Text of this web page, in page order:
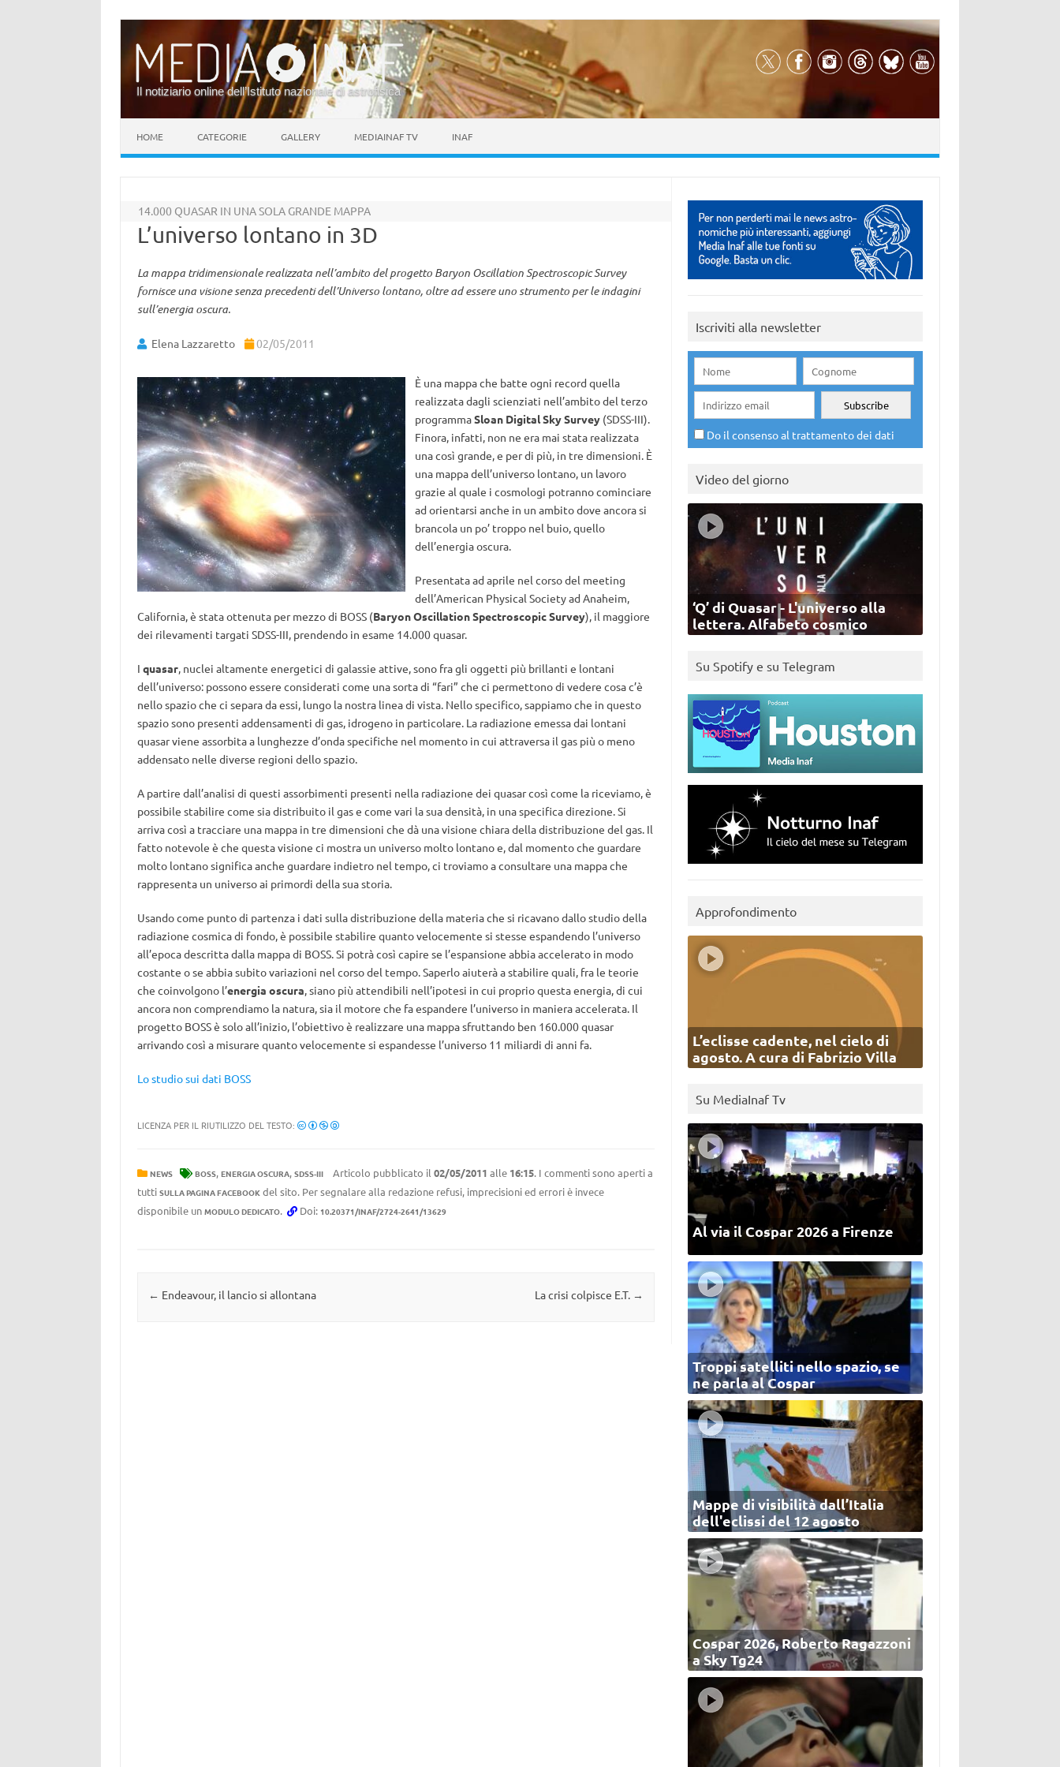
Il notiziario online dell’Istituto nazionale di astrofisica
HOME CATEGORIE GALLERY MEDIAINAF TV INAF
14.000 QUASAR IN UNA SOLA GRANDE MAPPA
L’universo lontano in 3D
La mappa tridimensionale realizzata nell’ambito del progetto Baryon Oscillation Spectroscopic Survey
fornisce una visione senza precedenti dell’Universo lontano, oltre ad essere uno strumento per le indagini
sull’energia oscura.
Elena Lazzaretto 02/05/2011
È una mappa che batte ogni record quella
realizzata dagli scienziati nell’ambito del terzo
programmaSloan Digital Sky Survey(SDSS-III).
Finora, infatti, non ne era mai stata realizzata
una così grande, e per di più, in tre dimensioni. È
una mappa dell’universo lontano, un lavoro
grazie al quale i cosmologi potranno cominciare
ad orientarsi anche in un ambito dove ancora si
brancola un po’ troppo nel buio, quello
dell’energia oscura.
Presentata ad aprile nel corso del meeting
dell’American Physical Society ad Anaheim,
California, è stata ottenuta per mezzo di BOSS (Baryon Oscillation Spectroscopic Survey), il maggiore
dei rilevamenti targati SDSS-III, prendendo in esame 14.000 quasar.
I quasar, nuclei altamente energetici di galassie attive, sono fra gli oggetti più brillanti e lontani
dell’universo: possono essere considerati come una sorta di “fari” che ci permettono di vedere cosa c’è
nello spazio che ci separa da essi, lungo la nostra linea di vista. Nello specifico, sappiamo che in questo
spazio sono presenti addensamenti di gas, idrogeno in particolare. La radiazione emessa dai lontani
quasar viene assorbita a lunghezze d’onda specifiche nel momento in cui attraversa il gas più o meno
addensato nelle diverse regioni dello spazio.
A partire dall’analisi di questi assorbimenti presenti nella radiazione dei quasar così come la riceviamo, è
possibile stabilire come sia distribuito il gas e come vari la sua densità, in una specifica direzione. Si
arriva così a tracciare una mappa in tre dimensioni che dà una visione chiara della distribuzione del gas. Il
fatto notevole è che questa visione ci mostra un universo molto lontano e, dal momento che guardare
molto lontano significa anche guardare indietro nel tempo, ci troviamo a consultare una mappa che
rappresenta un universo ai primordi della sua storia.
Usando come punto di partenza i dati sulla distribuzione della materia che si ricavano dallo studio della
radiazione cosmica di fondo, è possibile stabilire quanto velocemente si stesse espandendo l’universo
all’epoca descritta dalla mappa di BOSS. Si potrà così capire se l’espansione abbia accelerato in modo
costante o se abbia subito variazioni nel corso del tempo. Saperlo aiuterà a stabilire quali, fra le teorie
che coinvolgono l’energia oscura, siano più attendibili nell’ipotesi in cui proprio questa energia, di cui
ancora non comprendiamo la natura, sia il motore che fa espandere l’universo in maniera accelerata. Il
progetto BOSS è solo all’inizio, l’obiettivo è realizzare una mappa sfruttando ben 160.000 quasar
arrivando così a misurare quanto velocemente si espandesse l’universo 11 miliardi di anni fa.
Lo studio sui dati BOSS
LICENZA PER IL RIUTILIZZO DEL TESTO:
NEWS BOSS, ENERGIA OSCURA, SDSS-III Articolo pubblicato il 02/05/2011 alle 16:15. I commenti sono aperti a
tutti SULLA PAGINA FACEBOOKdel sito. Per segnalare alla redazione refusi, imprecisioni ed errori è invece
disponibile un MODULO DEDICATO. Doi: 10.20371/INAF/2724-2641/13629
Navigazione articolo
← Endeavour, il lancio si allontana La crisi colpisce E.T. →
Iscriviti alla newsletter
Do il consenso al trattamento dei dati
Video del giorno
‘Q’ di Quasar - L'universo alla
lettera. Alfabeto cosmico
Su Spotify e su Telegram
Approfondimento
L’eclisse cadente, nel cielo di
agosto. A cura di Fabrizio Villa
Su MediaInaf Tv
Al via il Cospar 2026 a Firenze
Troppi satelliti nello spazio, se
ne parla al Cospar
Mappe di visibilità dall’Italia
dell'eclissi del 12 agosto
Cospar 2026, Roberto Ragazzoni
a Sky Tg24